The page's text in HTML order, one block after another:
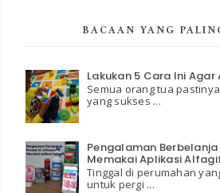
BACAAN YANG
Lakukan 5 Cara Ini
Semua orang tua
yang sukses ...
Pengalaman
Memakai Aplikasi
Tinggal di perumahan
untuk pergi ...